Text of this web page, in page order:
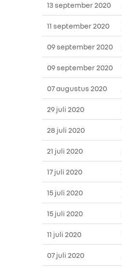
13 september 2020
11 september 2020
09 september 2020
09 september 2020
07 augustus 2020
29 juli 2020
28 juli 2020
21 juli 2020
17 juli 2020
15 juli 2020
15 juli 2020
11 juli 2020
07 juli 2020